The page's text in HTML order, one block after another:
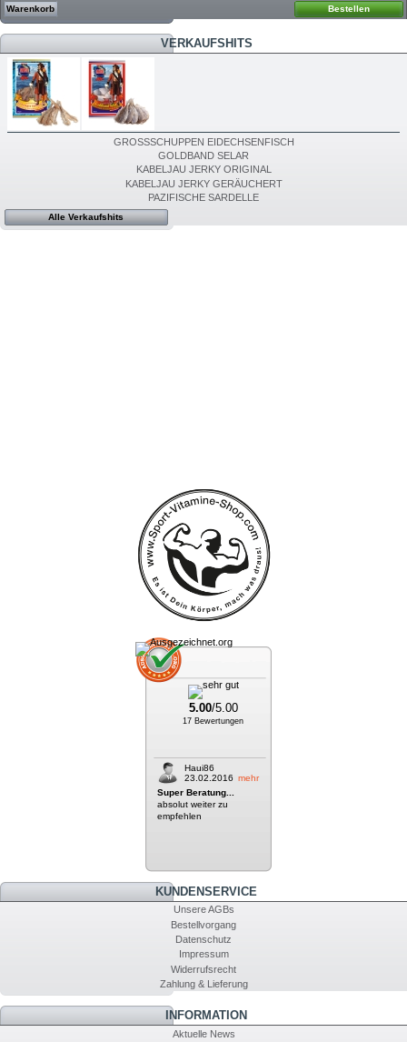
Warenkorb Bestellen
VERKAUFSHITS
GROSSSCHUPPEN EIDECHSENFISCH
GOLDBAND SELAR
KABELJAU JERKY ORIGINAL
KABELJAU JERKY GERÄUCHERT
PAZIFISCHE SARDELLE
Alle Verkaufshits
5.00/5.00
17 Bewertungen
Haui86
23.02.2016 mehr
Super Beratung...
absolut weiter zu
empfehlen
KUNDENSERVICE
Unsere AGBs
Bestellvorgang
Datenschutz
Impressum
Widerrufsrecht
Zahlung & Lieferung
INFORMATION
Aktuelle News